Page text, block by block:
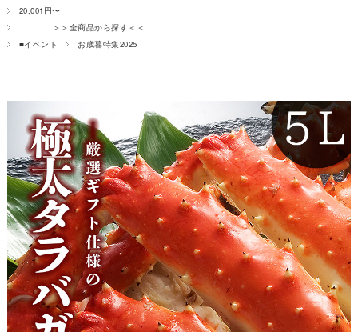
20,001円〜
＞＞全商品から探す＜＜
■イベント
お歳暮特集2025